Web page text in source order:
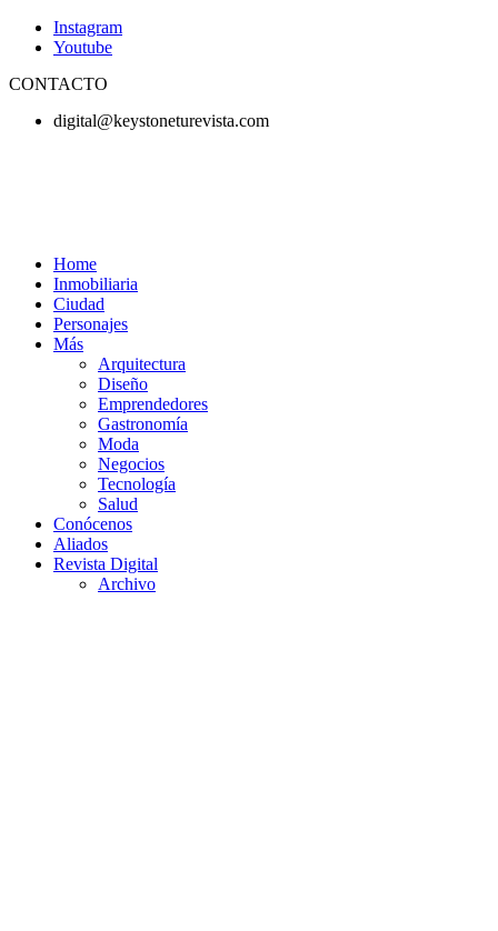
Instagram
Youtube
CONTACTO
digital@keystoneturevista.com
Home
Inmobiliaria
Ciudad
Personajes
Más
Arquitectura
Diseño
Emprendedores
Gastronomía
Moda
Negocios
Tecnología
Salud
Conócenos
Aliados
Revista Digital
Archivo